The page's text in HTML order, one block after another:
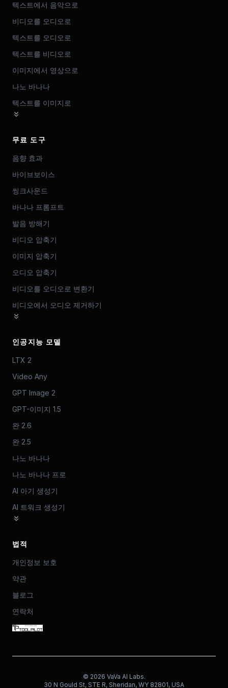
텍스트에서 음악으로
비디오를 오디오로
텍스트를 오디오로
텍스트를 비디오로
이미지에서 영상으로
나노 바나나
텍스트를 이미지로
무료 도구
음향 효과
바이브보이스
씽크사운드
바나나 프롬프트
발음 방해기
비디오 압축기
이미지 압축기
오디오 압축기
비디오를 오디오로 변환기
비디오에서 오디오 제거하기
인공지능 모델
LTX 2
Video Any
GPT Image 2
GPT-이미지 1.5
완 2.6
완 2.5
나노 바나나
나노 바나나 프로
AI 아기 생성기
AI 트워크 생성기
법적
개인정보 보호
약관
블로그
연락처
© 2026 VaVa AI Labs.
30 N Gould St, STE R, Sheridan, WY 82801, USA